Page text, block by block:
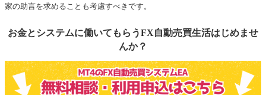
家の助言を求めることも考慮すべきです。
お金とシステムに働いてもらうFX自動売買生活はじめませ
んか？